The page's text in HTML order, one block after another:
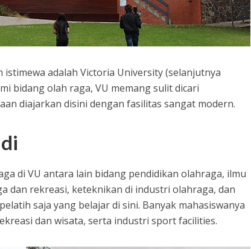
adalah Victoria University (selanjutnya
bidang olah raga, VU memang sulit dicari
diajarkan disini dengan fasilitas sangat modern.
di VU antara lain bidang pendidikan olahraga, ilmu
dan rekreasi, keteknikan di industri olahraga, dan
saja yang belajar di sini. Banyak mahasiswanya
dan wisata, serta industri sport facilities.